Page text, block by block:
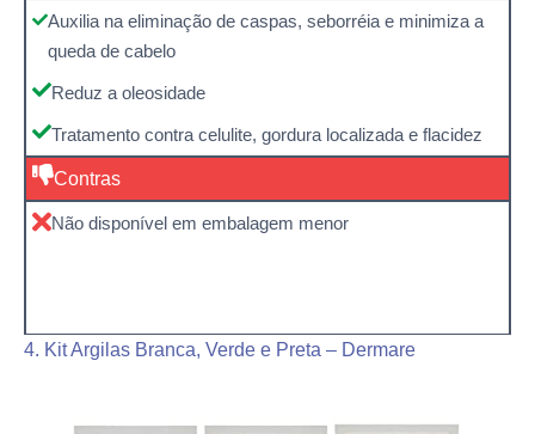
Auxilia na eliminação de caspas, seborréia e minimiza a
queda de cabelo
Reduz a oleosidade
Tratamento contra celulite, gordura localizada e flacidez
Contras
Não disponível em embalagem menor
4. Kit Argilas Branca, Verde e Preta – Dermare